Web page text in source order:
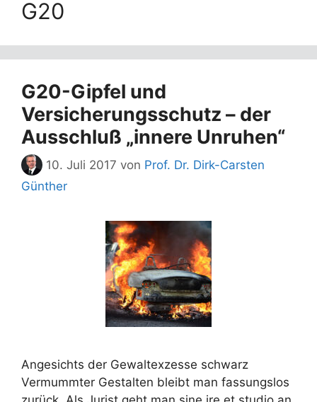
G20
G20-Gipfel und
Versicherungsschutz – der
Ausschluß „innere Unruhen“
10. Juli 2017 von Prof. Dr. Dirk-Carsten
Günther
Angesichts der Gewaltexzesse schwarz
Vermummter Gestalten bleibt man fassungslos